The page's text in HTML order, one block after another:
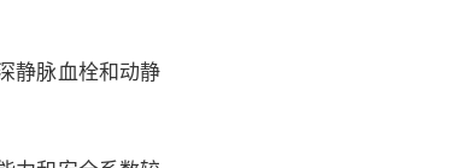
静脉血栓和动静